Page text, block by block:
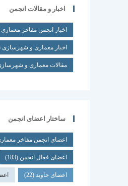
اخبار و مقالات انجمن
اخبار انجمن مفاخر معماری
اخبار معماری و شهرسازی
مقالات معماری و
ساختار اعضای انجمن
اعضای انجمن مفاخر
اعضای فعال انجمن (183)
اعضای جاوید(22)